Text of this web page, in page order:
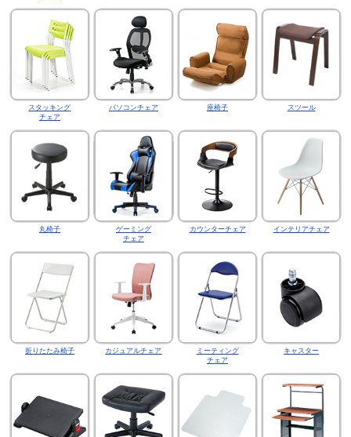
スタッキング
チェア
パソコンチェア 座椅子 スツール
丸椅子
ゲーミング
チェア
カウンターチェア インテリアチェア
折りたたみ椅子 カジュアルチェア
ミーティング
チェア
キャスター